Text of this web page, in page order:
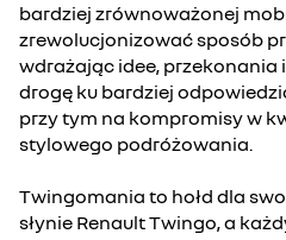
bardziej zrównoważonej
zrewolucjonizować sposób
wdrażając idee, przekonania
drogę ku bardziej
przy tym na kompromisy w
stylowego podróżowania.
Twingomania to hołd dla
słynie Renault Twingo, a